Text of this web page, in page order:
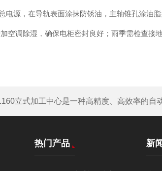
源，在导轨表面涂抹防锈油，主轴锥孔涂油脂
调除湿，确保电柜密封良好；雨季需检查接地
立式加工中心是一种高精度、高效率的自
热门产品 新